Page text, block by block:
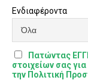
Ενδιαφέροντα
Πατώντας
στοιχείων σας
την Πολιτική